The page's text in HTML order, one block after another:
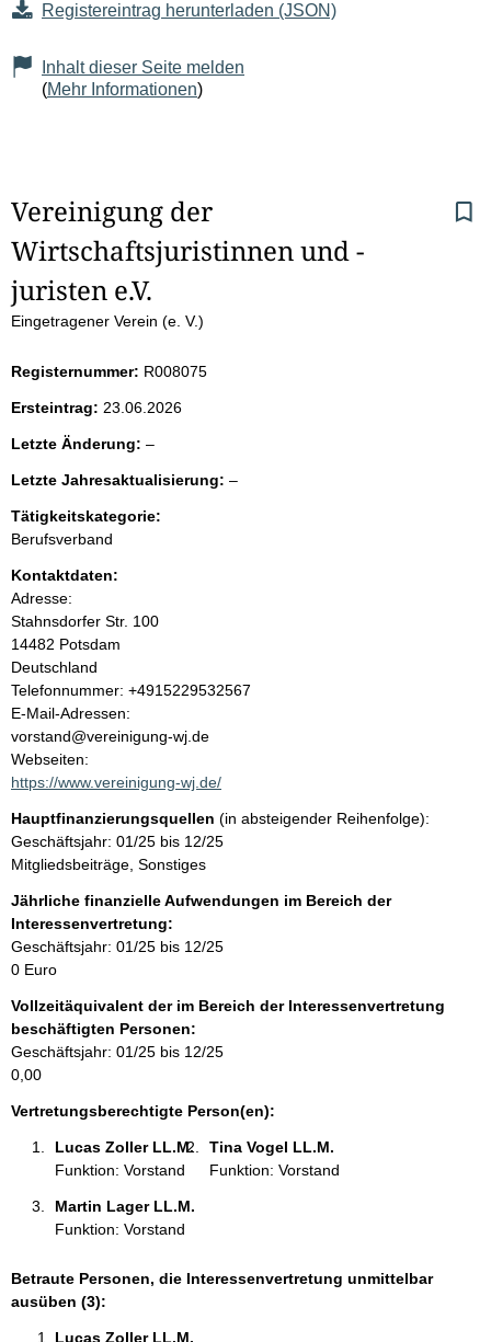
Registereintrag herunterladen (JSON)
Inhalt dieser Seite melden
(Mehr Informationen)
S
e
i
e
n
i
n
h
a
l
t
Vereinigung der
Wirtschaftsjuristinnen und -
juristen e.V.
Eingetragener Verein (e. V.)
Registernummer: R008075
Ersteintrag: 23.06.2026
Letzte Änderung: –l
e
r
Letzte Jahresaktualisierung: –l
Tätigkeitskategorie:
Berufsverband
Kontaktdaten:
Adresse:
Stahnsdorfer Str. 100
14482 Potsdam
Deutschland
K
o
n
t
a
t
i
n
f
o
r
m
t
i
o
n
e
Telefonnummer: +4915229532567
E-Mail-Adressen:
vorstand@vereinigung-wj.de
Webseiten:
https://www.vereinigung-wj.de/
Hauptfinanzierungsquellen (in absteigender Reihenfolge):
Geschäftsjahr: 01/25 bis 12/25
Mitgliedsbeiträge, Sonstiges
Jährliche finanzielle Aufwendungen im Bereich der
Interessenvertretung:
Geschäftsjahr: 01/25 bis 12/25
0 Euro
Vollzeitäquivalent der im Bereich der Interessenvertretung
beschäftigten Personen:
Geschäftsjahr: 01/25 bis 12/25
0,00
Vertretungsberechtigte Person(en):
Lucas Zoller LL.M.
Funktion: Vorstand
Tina Vogel LL.M.
Funktion: Vorstand
Martin Lager LL.M.
Funktion: Vorstand
Betraute Personen, die Interessenvertretung unmittelbar
ausüben (3):
Lucas Zoller LL.M.